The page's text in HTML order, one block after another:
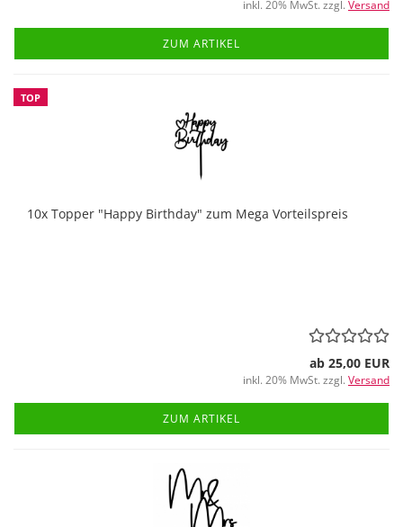
inkl. 20% MwSt. zzgl. Versand
ZUM ARTIKEL
TOP
10x Topper "Happy Birthday" zum Mega Vorteilspreis
ab 25,00 EUR
inkl. 20% MwSt. zzgl. Versand
ZUM ARTIKEL